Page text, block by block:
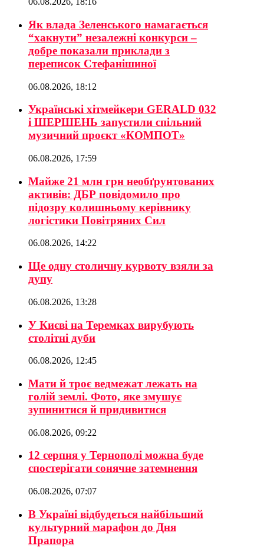
Як влада Зеленського намагається
“хакнути” незалежні конкурси –
добре показали приклади з
переписок Стефанішиної
06.08.2026, 18:12
Українські хітмейкери GERALD 032
і ШЕРШЕНЬ запустили спільний
музичний проєкт «КОМПОТ»
06.08.2026, 17:59
Майже 21 млн грн необґрунтованих
активів: ДБР повідомило про
підозру колишньому керівнику
логістики Повітряних Сил
06.08.2026, 14:22
Ще одну столичну курвоту взяли за
дупу
06.08.2026, 13:28
У Києві на Теремках вирубують
столітні дуби
06.08.2026, 12:45
Мати й троє ведмежат лежать на
голій землі. Фото, яке змушує
зупинитися й придивитися
06.08.2026, 09:22
12 серпня у Тернополі можна буде
спостерігати сонячне затемнення
06.08.2026, 07:07
В Україні відбудеться найбільший
культурний марафон до Дня
Прапора